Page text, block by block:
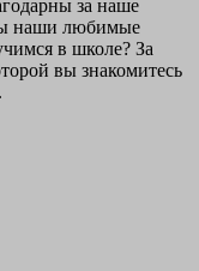
за наше
наши любимые
в школе? За
вы знакомитесь